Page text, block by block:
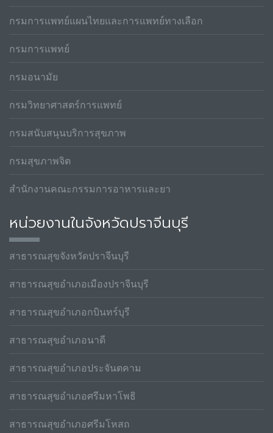
กรมการแพทย์แผนไทยและการแพทย์ทางเลือก
กรมการแพทย์
กรมอนามัย
กรมวิทยาศาสตร์การแพทย์
กรมสนับสนุนบริการสุขภาพ
กรมสุขภาพจิต
สำนักงานคณะกรรมการอาหารและยา
หน่วยงานในจังหวัดปราจีนบุรี
สาธารณสุขจังหวัดปราจีนบุรี
สาธารณสุขอำเภอเมืองปราจีนบุรี
สาธารณสุขอำเภอกบินทร์บุรี
สาธารณสุขอำเภอนาดี
สาธารณสุขอำเภอประจันตคาม
สาธารณสุขอำเภอศรีมหาโพธิ
สาธารณสุขอำเภอศรีมโหสถ